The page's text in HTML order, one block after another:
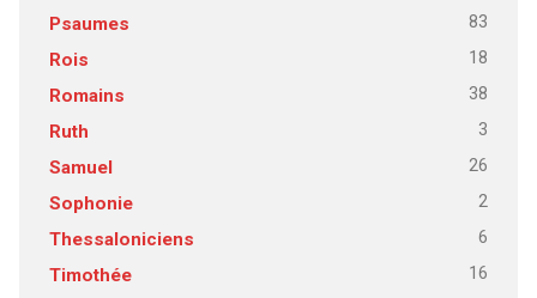
Psaumes 83
Rois 18
Romains 38
Ruth 3
Samuel 26
Sophonie 2
Thessaloniciens 6
Timothée 16